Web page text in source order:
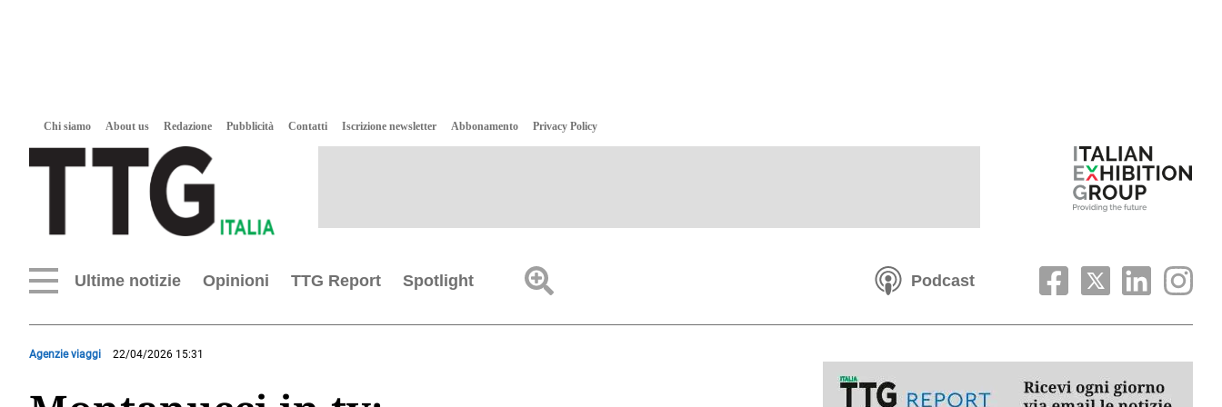
Chi siamo About us Redazione Pubblicità Contatti Iscrizione newsletter Abbonamento Privacy Policy
Ultime notizie Opinioni TTG Report Spotlight Podcast
Agenzie viaggi 22/04/2026 15:31